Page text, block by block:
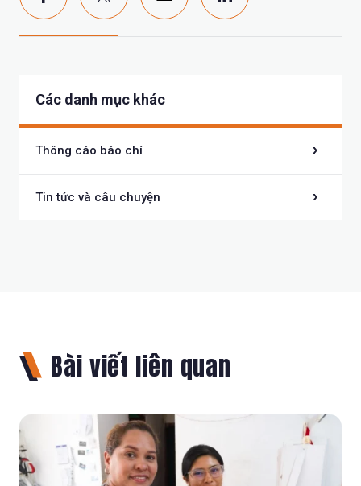
Các danh mục khác
Thông cáo báo chí
Tin tức và câu chuyện
Bài viết liên quan